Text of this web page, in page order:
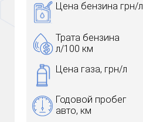
Цена бензина грн/л
Трата бензина
л/100 км
Цена газа, грн/л
Годовой пробег
авто, км